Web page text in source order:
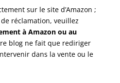
sur le site d’Amazon ;
réclamation, veuillez
à Amazon ou au
blog ne fait que rediriger
dans la vente ou le